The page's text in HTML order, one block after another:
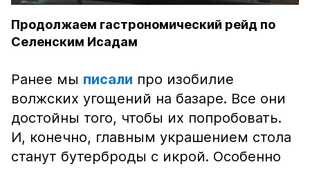
Продолжаем гастрономический рейд по
Селенским Исадам
Ранее мы писали про изобилие
волжских угощений на базаре. Все они
достойны того, чтобы их попробовать.
И, конечно, главным украшением стола
станут бутерброды с икрой. Особенно